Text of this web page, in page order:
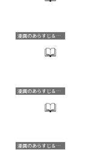
漫画のあらすじ＆見どころ
漫画のあらすじ＆見どころ
漫画のあらすじ＆見どころ